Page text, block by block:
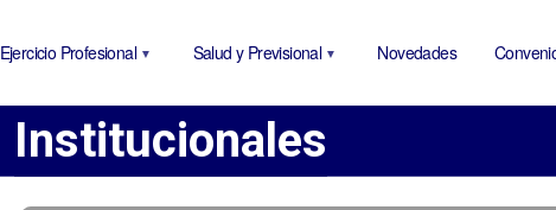
a
r
a
Ejercicio Profesional Salud y Previsional Novedades
Institucionales